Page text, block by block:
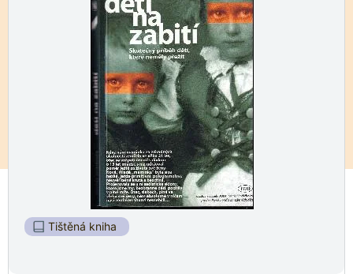
Tištěná kniha